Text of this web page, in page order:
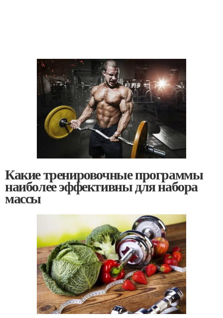
Какие тренировочные программы
наиболее эффективны для набора
массы